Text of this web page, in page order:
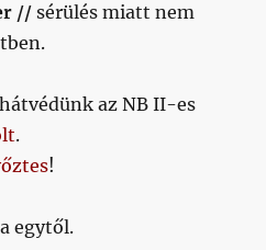
// sérülés miatt nem
az NB II-es
.
!
egytől.